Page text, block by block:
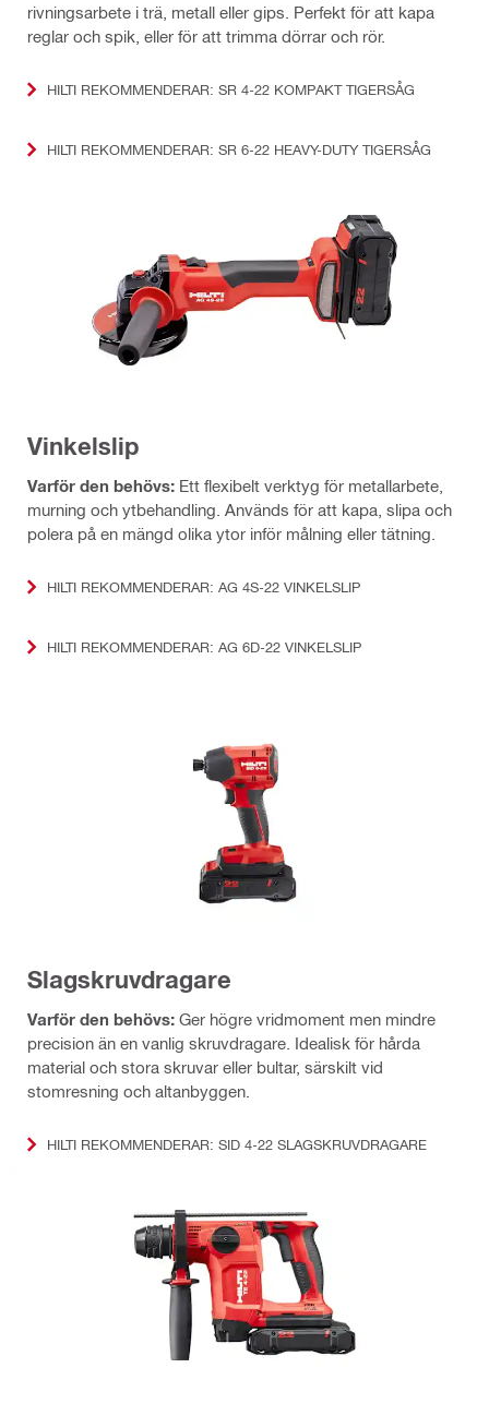
rivningsarbete i trä, metall eller gips. Perfekt för att kapa
reglar och spik, eller för att trimma dörrar och rör.
HILTI REKOMMENDERAR: SR 4-22 KOMPAKT TIGERSÅG
HILTI REKOMMENDERAR: SR 6-22 HEAVY-DUTY TIGERSÅG
Vinkelslip
Varför den behövs: Ett flexibelt verktyg för metallarbete,
murning och ytbehandling. Används för att kapa, slipa och
polera på en mängd olika ytor inför målning eller tätning.
HILTI REKOMMENDERAR: AG 4S-22 VINKELSLIP
HILTI REKOMMENDERAR: AG 6D-22 VINKELSLIP
Slagskruvdragare
Varför den behövs: Ger högre vridmoment men mindre
precision än en vanlig skruvdragare. Idealisk för hårda
material och stora skruvar eller bultar, särskilt vid
stomresning och altanbyggen.
HILTI REKOMMENDERAR: SID 4-22 SLAGSKRUVDRAGARE